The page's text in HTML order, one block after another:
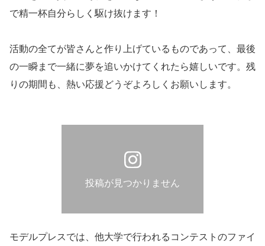
で精一杯自分らしく駆け抜けます！
活動の全てが皆さんと作り上げているものであって、最後
の一瞬まで一緒に夢を追いかけてくれたら嬉しいです。残
りの期間も、熱い応援どうぞよろしくお願いします。
投稿が見つかりません
モデルプレスでは、他大学で行われるコンテストのファイ